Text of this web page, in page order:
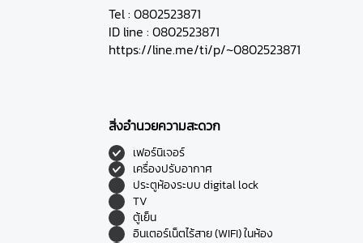
Tel : 0802523871
ID line : 0802523871
https://line.me/ti/p/~0802523871
สิ่งอำนวยความสะดวก
เฟอร์นิเจอร์
เครื่องปรับอากาศ
ประตูห้องระบบ digital lock
TV
ตู้เย็น
อินเตอร์เน็ตไร้สาย (WIFI) ในห้อง